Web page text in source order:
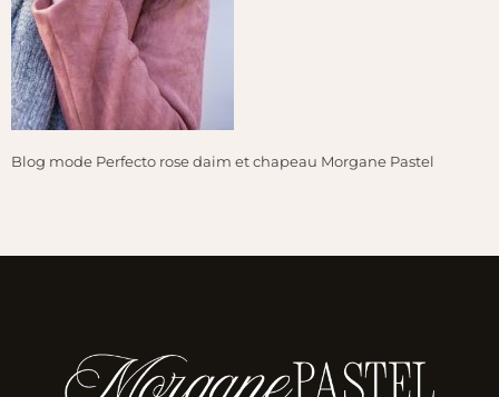
Blog mode Perfecto rose daim et chapeau Morgane Pastel